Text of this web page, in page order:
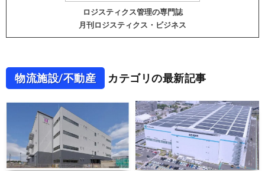
ロジスティクス管理の専門誌
月刊ロジスティクス・ビジネス
物流施設/不動産 カテゴリの最新記事